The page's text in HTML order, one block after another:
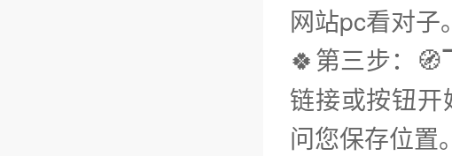
网站pc看对子。
🍀第三步：🧭
链接或按钮
问您保存位置。